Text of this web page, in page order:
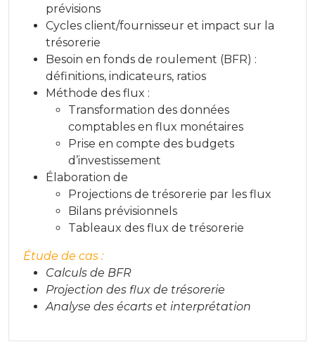
prévisions
Cycles client/fournisseur et impact sur la
trésorerie
Besoin en fonds de roulement (BFR) :
définitions, indicateurs, ratios
Méthode des flux :
Transformation des données
comptables en flux monétaires
Prise en compte des budgets
d’investissement
Élaboration de
Projections de trésorerie par les flux
Bilans prévisionnels
Tableaux des flux de trésorerie
Étude de cas :
Calculs de BFR
Projection des flux de trésorerie
Analyse des écarts et interprétation